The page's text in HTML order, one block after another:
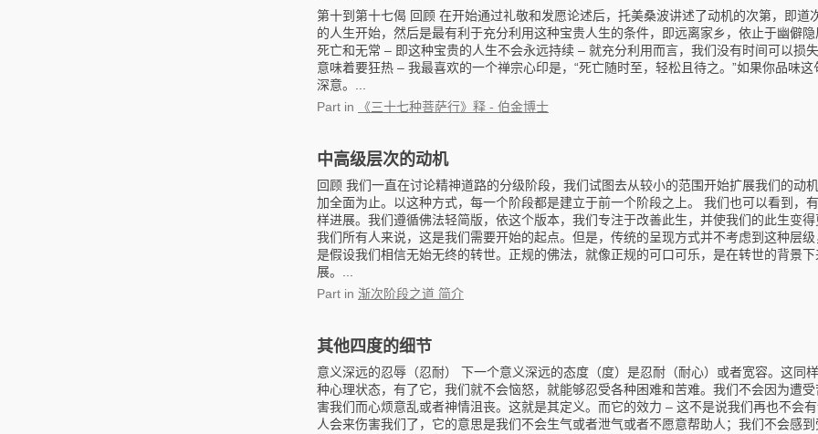
第十到第十七偈 回顾 在开始通过礼敬和发愿论述后，托美桑波讲述了动机的次第，即道
的人生开始，然后是最有利于充分利用这种宝贵人生的条件，即远离家乡，依止于幽僻
死亡和无常 – 即这种宝贵的人生不会永远持续 – 就充分利用而言，我们没有时间可以损
意味着要狂热 – 我最喜欢的一个禅宗心印是，“死亡随时至，轻松且待之。”如果你品味这
深意。...
Part in 《三十七种菩萨行》释 - 伯金博士
中高级层次的动机
回顾 我们一直在讨论精神道路的分级阶段，我们试图去从较小的范围开始扩展我们的动
加全面为止。以这种方式，每一个阶段都是建立于前一个阶段之上。 我们也可以看到，
样进展。我们遵循佛法轻简版，依这个版本，我们专注于改善此生，并使我们的此生变
我们所有人来说，这是我们需要开始的起点。但是，传统的呈现方式并不考虑到这种层
是假设我们相信无始无终的转世。正规的佛法，就像正规的可口可乐，是在转世的背景
展。...
Part in 渐次阶段之道 简介
其他四度的细节
意义深远的忍辱（忍耐） 下一个意义深远的态度（度）是忍耐（耐心）或者宽容。这同
种心理状态，有了它，我们就不会恼怒，就能够忍受各种困难和苦难。我们不会因为遭
害我们而心烦意乱或者神情沮丧。这就是其定义。而它的效力 – 这不是说我们再也不会
人会来伤害我们了，它的意思是我们不会生气或者泄气或者不愿意帮助人；我们不会感